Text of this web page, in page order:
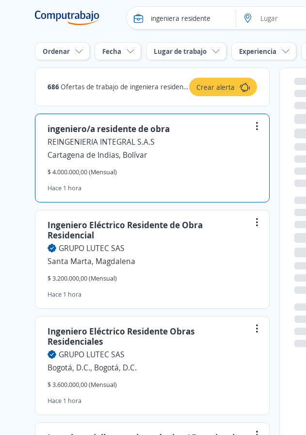
Ordenar Fecha Lugar de trabajo Experiencia
686Ofertas de trabajo de ingeniera residente Crear alerta
ingeniero/a residente de obra
REINGENIERIA INTEGRAL S.A.S
Cartagena de Indias, Bolívar
$ 4.000.000,00 (Mensual)
Hace 1 hora
Ingeniero Eléctrico Residente de Obra
Residencial
GRUPO LUTEC SAS
Santa Marta, Magdalena
$ 3.200.000,00 (Mensual)
Hace 1 hora
Ingeniero Eléctrico Residente Obras
Residenciales
GRUPO LUTEC SAS
Bogotá, D.C., Bogotá, D.C.
$ 3.600.000,00 (Mensual)
Hace 1 hora